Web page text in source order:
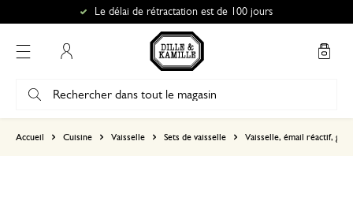
Le délai de rétractation est de 100 jours
Accueil Cuisine Vaisselle Sets de vaisselle Vaisselle, émail réactif, grès